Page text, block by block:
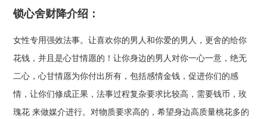
锁心舍财降介绍：
女性专用强效法事。让喜欢你的男人和你爱的男人，更舍的给你
花钱，并且是心甘情愿的！让你身边的男人对你一心一意，绝无
二心，心甘情愿为你付出所有，包括感情金钱，促进你们的感
情，让你们修成正果，法事过程复杂要求比较高，需要钱币，玫
瑰花 来做媒介进行。对物质要求高的，希望身边高质量桃花多的